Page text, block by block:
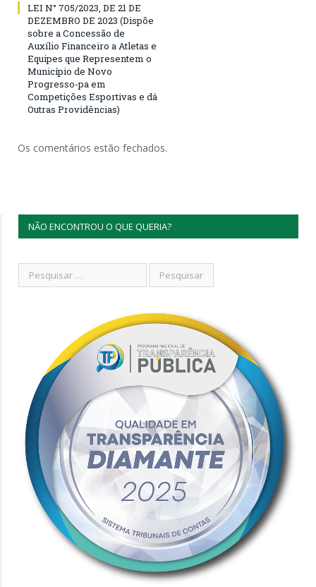
LEI N° 705/2023, DE 21 DE
DEZEMBRO DE 2023 (Dispõe
sobre a Concessão de
Auxílio Financeiro a Atletas e
Equipes que Representem o
Município de Novo
Progresso-pa em
Competições Esportivas e dá
Outras Providências)
Os comentários estão fechados.
NÃO ENCONTROU O QUE QUERIA?